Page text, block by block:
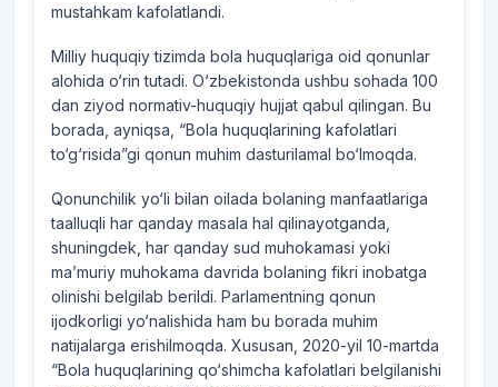
mustahkam kafolatlandi.
Milliy huquqiy tizimda bola huquqlariga oid qonunlar
alohida o‘rin tutadi. O‘zbekistonda ushbu sohada 100
dan ziyod normativ-huquqiy hujjat qabul qilingan. Bu
borada, ayniqsa, “Bola huquqlarining kafolatlari
to‘g‘risida”gi qonun muhim dasturilamal bo‘lmoqda.
Qonunchilik yo‘li bilan oilada bolaning manfaatlariga
taalluqli har qanday masala hal qilinayotganda,
shuningdek, har qanday sud muhokamasi yoki
ma’muriy muhokama davrida bolaning fikri inobatga
olinishi belgilab berildi. Parlamentning qonun
ijodkorligi yo‘nalishida ham bu borada muhim
natijalarga erishilmoqda. Xususan, 2020-yil 10-martda
“Bola huquqlarining qo‘shimcha kafolatlari belgilanishi